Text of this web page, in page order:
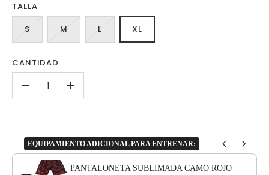
TALLA
S
M L XL
CANTIDAD
+
EQUIPAMIENTO ADICIONAL PARA ENTRENAR:
Use the Previous and Next buttons to navigate through product
PANTALONETA SUBLIMADA CAMO ROJO